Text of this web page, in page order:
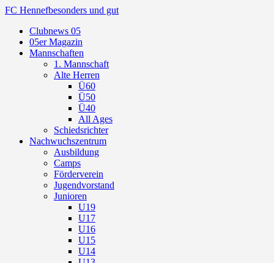
FC Hennefbesonders und gut
Clubnews 05
05er Magazin
Mannschaften
1. Mannschaft
Alte Herren
Ü60
Ü50
Ü40
All Ages
Schiedsrichter
Nachwuchszentrum
Ausbildung
Camps
Förderverein
Jugendvorstand
Junioren
U19
U17
U16
U15
U14